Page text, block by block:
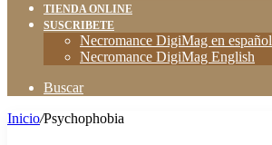
TIENDA ONLINE
SUSCRIBETE
Necromance DigiMag en español
Necromance DigiMag English
Buscar
Inicio/Psychophobia